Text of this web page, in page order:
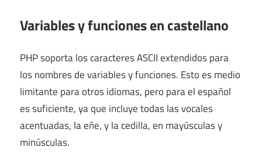
Variables y funciones en castellano
PHP soporta los caracteres ASCII extendidos para
los nombres de variables y funciones. Esto es medio
limitante para otros idiomas, pero para el español
es suficiente, ya que incluye todas las vocales
acentuadas, la eñe, y la cedilla, en mayúsculas y
minúsculas.